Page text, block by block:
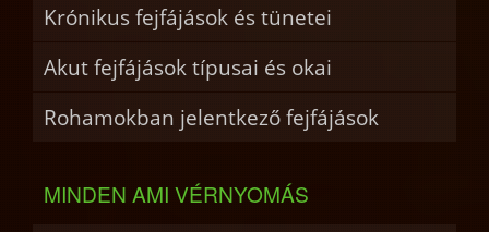
Krónikus fejfájások és tünetei
Akut fejfájások típusai és okai
Rohamokban jelentkező fejfájások
MINDEN AMI VÉRNYOMÁS